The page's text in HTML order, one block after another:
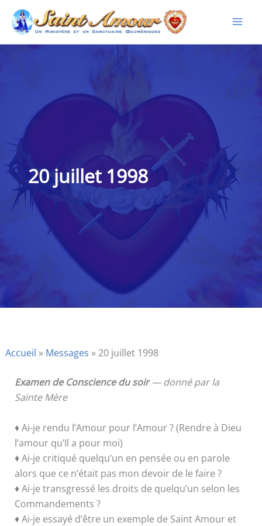
Aller
contenu
20 juillet 1998
Accueil » Messages »20 juillet 1998
Examen de Conscience du soir— donné par la
Sainte Mère
♦ Ai-je rendu l’Amour pour l’Amour ? (Rendre à Dieu
l’amour qu’Il a pour moi)
♦ Ai-je critiqué quelqu’un en pensée ou en parole
alors que ce n’était pas mon devoir de le faire ?
♦ Ai-je transgressé les droits de quelqu’un selon les
Commandements ?
♦ Ai-je essayé d’être un exemple de Saint Amour et